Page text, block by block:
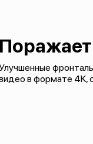
в формате 4K,